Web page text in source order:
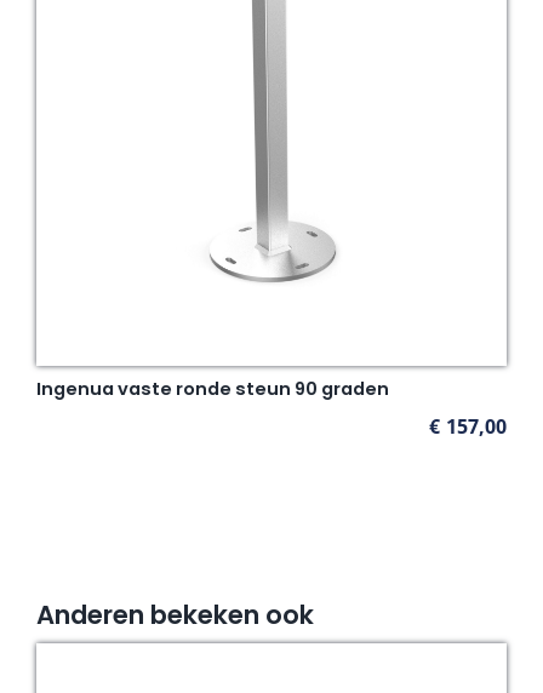
Ingenua vaste ronde steun 90 graden
€ 157,00
Anderen bekeken ook